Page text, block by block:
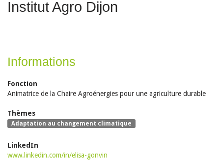
Institut Agro Dijon
Informations
Fonction
Animatrice de la Chaire Agroénergies pour une agriculture durable
Thèmes
Adaptation au changement climatique
LinkedIn
www.linkedin.com/in/elisa-gonvin